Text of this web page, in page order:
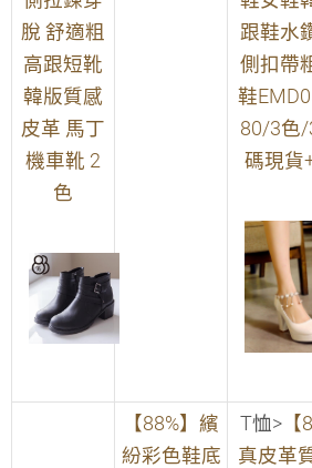
脫 舒適粗
高跟短靴
韓版質感
皮革 馬丁
機車靴 2
色
跟鞋水
側扣帶
鞋
80/3色/
碼現貨
【88%】繽
紛彩色鞋底
T恤> 【
真皮革